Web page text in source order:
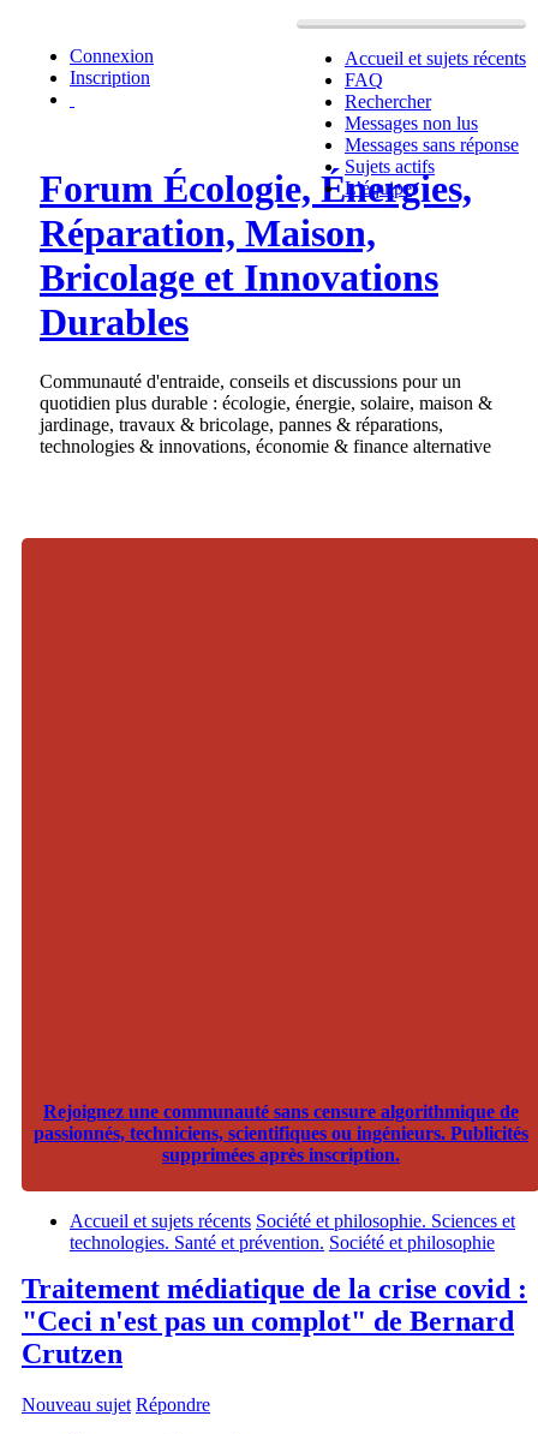
Accueil et sujets récents
FAQ
Rechercher
Messages non lus
Messages sans réponse
Sujets actifs
L’équipe
Connexion
Inscription
Forum Écologie, Énergies,
Réparation, Maison,
Bricolage et Innovations
Durables
Communauté d'entraide, conseils et discussions pour un
quotidien plus durable : écologie, énergie, solaire, maison &
jardinage, travaux & bricolage, pannes & réparations,
technologies & innovations, économie & finance alternative
Rejoignez une communauté sans censure algorithmique de
passionnés, techniciens, scientifiques ou ingénieurs. Publicités
supprimées après inscription.
Accueil et sujets récents Société et philosophie. Sciences et
technologies. Santé et prévention. Société et philosophie
Traitement médiatique de la crise covid :
"Ceci n'est pas un complot" de Bernard
Crutzen
Nouveau sujet Répondre